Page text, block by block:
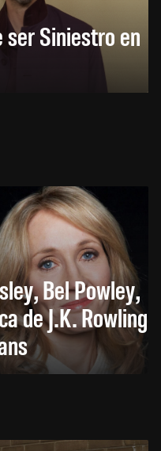
Siniestro en
Bel Powley,
de J.K. Rowling